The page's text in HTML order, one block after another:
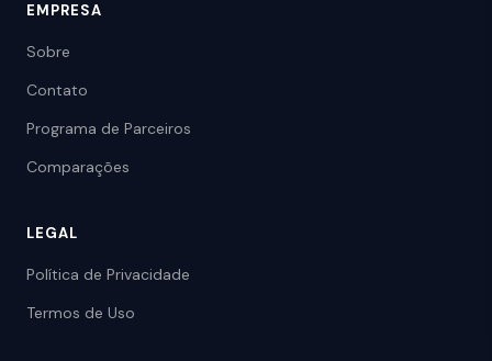
EMPRESA
Sobre
Contato
Programa de Parceiros
Comparações
LEGAL
Política de Privacidade
Termos de Uso